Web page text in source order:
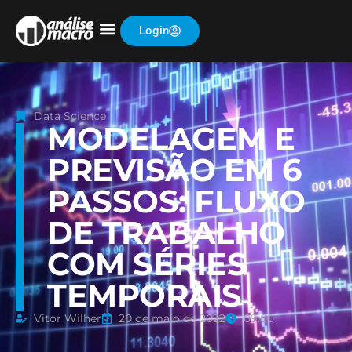
Login
Data Science
MODELAGEM E
PREVISÃO EM 6
PASSOS: FLUXO
DE TRABALHO
COM SÉRIES
TEMPORAIS
Vitor Wilher 20 de maio de 2022 09:00